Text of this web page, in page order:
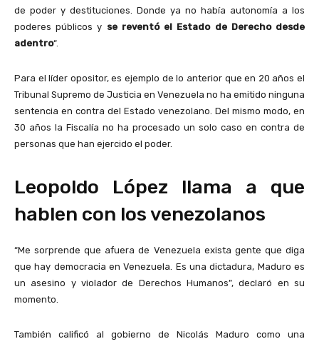
de poder y destituciones. Donde ya no había autonomía a los
poderes públicos y se reventó el Estado de Derecho desde
adentro“.
Para el líder opositor, es ejemplo de lo anterior que en 20 años el
Tribunal Supremo de Justicia en Venezuela no ha emitido ninguna
sentencia en contra del Estado venezolano. Del mismo modo, en
30 años la Fiscalía no ha procesado un solo caso en contra de
personas que han ejercido el poder.
Leopoldo López llama a que
hablen con los venezolanos
“Me sorprende que afuera de Venezuela exista gente que diga
que hay democracia en Venezuela. Es una dictadura, Maduro es
un asesino y violador de Derechos Humanos”, declaró en su
momento.
También calificó al gobierno de Nicolás Maduro como una